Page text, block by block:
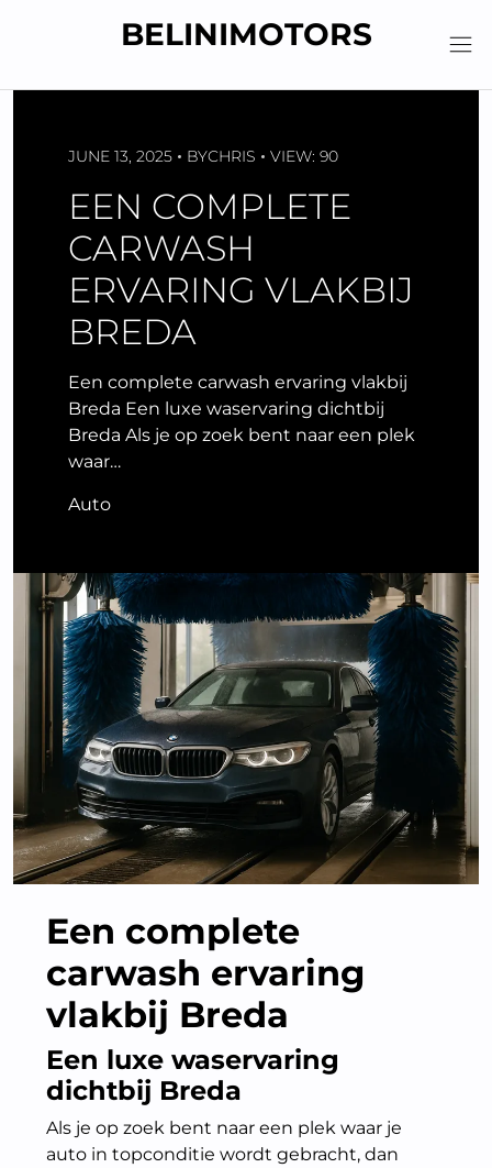
BELINIMOTORS
JUNE 13, 2025 BYCHRIS VIEW: 90
EEN COMPLETE
CARWASH
ERVARING VLAKBIJ
BREDA
Een complete carwash ervaring vlakbij
Breda Een luxe waservaring dichtbij
Breda Als je op zoek bent naar een plek
waar…
Auto
Een complete
carwash ervaring
vlakbij Breda
Een luxe waservaring
dichtbij Breda
Als je op zoek bent naar een plek waar je
auto in topconditie wordt gebracht, dan